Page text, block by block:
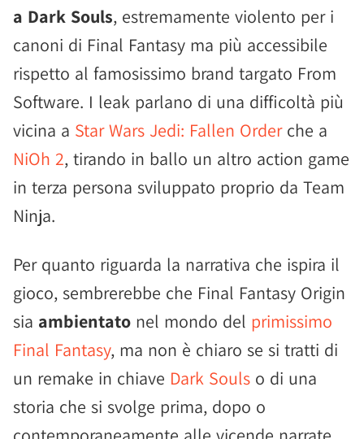
a Dark Souls, estremamente violento per i
canoni di Final Fantasy ma più accessibile
rispetto al famosissimo brand targato From
Software. I leak parlano di una difficoltà più
vicina a Star Wars Jedi: Fallen Orderche a
NiOh 2, tirando in ballo un altro action game
in terza persona sviluppato proprio da Team
Ninja.
Per quanto riguarda la narrativa che ispira il
gioco, sembrerebbe che Final Fantasy Origin
sia ambientato nel mondo del primissimo
Final Fantasy, ma non è chiaro se si tratti di
un remake in chiave Dark Souls o di una
storia che si svolge prima, dopo o